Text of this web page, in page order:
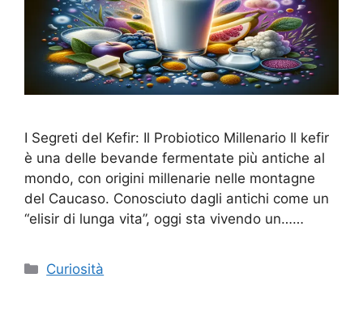
I Segreti del Kefir: Il Probiotico Millenario Il kefir
è una delle bevande fermentate più antiche al
mondo, con origini millenarie nelle montagne
del Caucaso. Conosciuto dagli antichi come un
“elisir di lunga vita”, oggi sta vivendo un……
Categorie
Curiosità